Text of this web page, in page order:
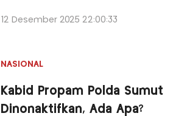
12 Desember 2025 22:00:33
NASIONAL
Kabid Propam Polda Sumut
Dinonaktifkan, Ada Apa?